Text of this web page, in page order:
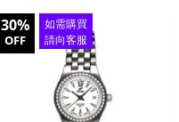
30%
OFF
如需購買
請向客服
查詢